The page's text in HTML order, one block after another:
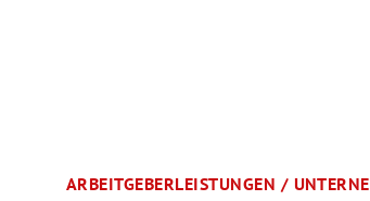
ARBEITGEBERLEISTUNGEN /